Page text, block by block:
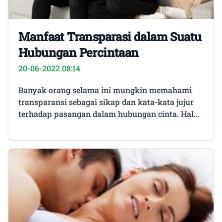
Manfaat Transparasi dalam Suatu
Hubungan Percintaan
20-06-2022 08:14
Banyak orang selama ini mungkin memahami
transparansi sebagai sikap dan kata-kata jujur
terhadap pasangan dalam hubungan cinta. Hal
cinta yang sukses. Tapi pernahkah kamu
bertanya mengapa kita membutuhkan
transparansi tersebut? Apa saja sebenarnya
manfaatnya? Ternyata ini sekian manfaat
memiliki transparansi dalam hubungan cinta. 1.
Menciptakan hubungan cinta yang sehat
Transparansi dalam suatu hubungan cinta